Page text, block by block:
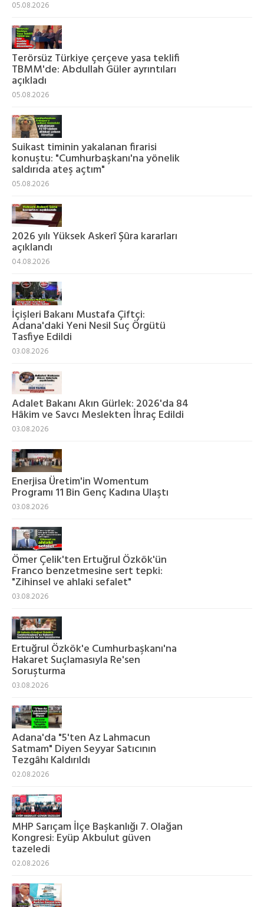
05.08.2026
Terörsüz Türkiye çerçeve yasa teklifi
TBMM'de: Abdullah Güler ayrıntıları
açıkladı
05.08.2026
Suikast timinin yakalanan firarisi
konuştu: "Cumhurbaşkanı'na yönelik
saldırıda ateş açtım"
05.08.2026
2026 yılı Yüksek Askerî Şûra kararları
açıklandı
04.08.2026
İçişleri Bakanı Mustafa Çiftçi:
Adana'daki Yeni Nesil Suç Örgütü
Tasfiye Edildi
03.08.2026
Adalet Bakanı Akın Gürlek: 2026'da 84
Hâkim ve Savcı Meslekten İhraç Edildi
03.08.2026
Enerjisa Üretim'in Womentum
Programı 11 Bin Genç Kadına Ulaştı
03.08.2026
Ömer Çelik'ten Ertuğrul Özkök'ün
Franco benzetmesine sert tepki:
"Zihinsel ve ahlaki sefalet"
03.08.2026
Ertuğrul Özkök'e Cumhurbaşkanı'na
Hakaret Suçlamasıyla Re'sen
Soruşturma
03.08.2026
Adana'da "5'ten Az Lahmacun
Satmam" Diyen Seyyar Satıcının
Tezgâhı Kaldırıldı
02.08.2026
MHP Sarıçam İlçe Başkanlığı 7. Olağan
Kongresi: Eyüp Akbulut güven
tazeledi
02.08.2026